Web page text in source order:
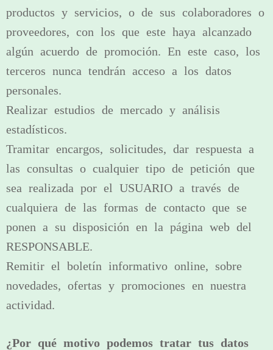
productos y servicios, o de sus colaboradores o
proveedores, con los que este haya alcanzado
algún acuerdo de promoción. En este caso, los
terceros nunca tendrán acceso a los datos
personales.
Realizar estudios de mercado y análisis
estadísticos.
Tramitar encargos, solicitudes, dar respuesta a
las consultas o cualquier tipo de petición que
sea realizada por el USUARIO a través de
cualquiera de las formas de contacto que se
ponen a su disposición en la página web del
RESPONSABLE.
Remitir el boletín informativo online, sobre
novedades, ofertas y promociones en nuestra
actividad.
¿Por qué motivo podemos tratar tus datos